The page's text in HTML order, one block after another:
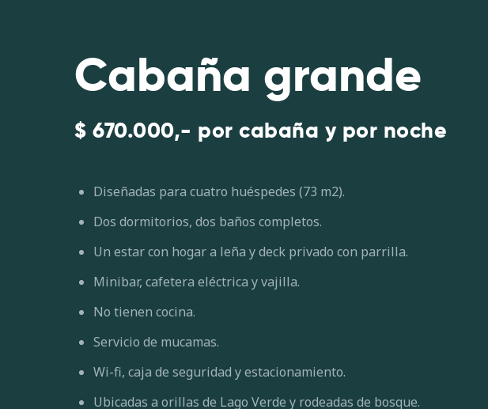
Cabaña grande
$ 670.000,- por cabaña y por noche
Diseñadas para cuatro huéspedes (73 m2).
Dos dormitorios, dos baños completos.
Un estar con hogar a leña y deck privado con parrilla.
Minibar, cafetera eléctrica y vajilla.
No tienen cocina.
Servicio de mucamas.
Wi-fi, caja de seguridad y estacionamiento.
Ubicadas a orillas de Lago Verde y rodeadas de bosque.